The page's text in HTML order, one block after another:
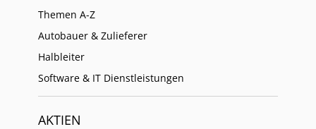
Themen A-Z
Autobauer & Zulieferer
Halbleiter
Software & IT Dienstleistungen
AKTIEN